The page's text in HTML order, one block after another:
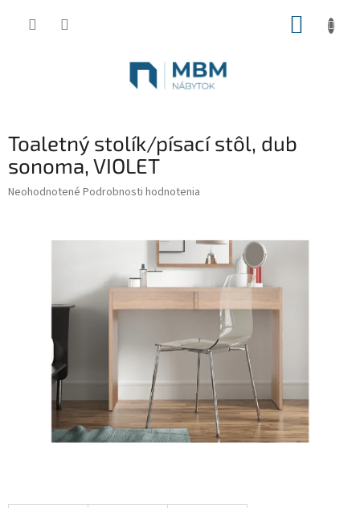
Toaletný stolík/písací stôl, dub
sonoma, VIOLET
Priemerné
hviezdičiek.
Neohodnotené Podrobnosti hodnotenia